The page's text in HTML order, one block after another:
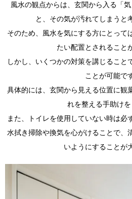
風水の観点からは、玄関から入る「
と、その気が汚れてしまうと
そのため、風水を気にする方にとって
たい配置とされること
しかし、いくつかの対策を講じること
ことが可能で
具体的には、玄関から見える位置に観
れを整える手助けを
また、トイレを使用していない時は必
水拭き掃除や換気を心がけることで、
いようにすることが